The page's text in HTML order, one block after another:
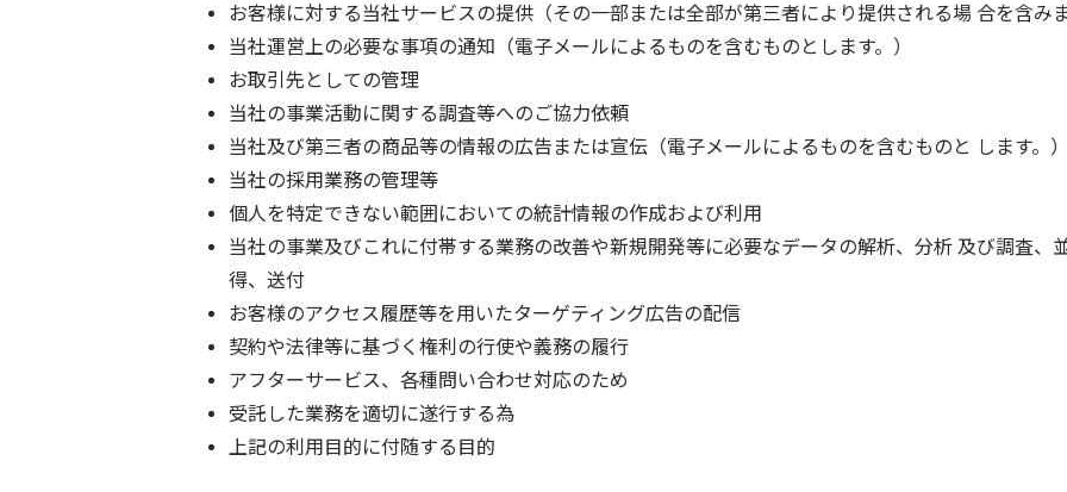
お客様に対する当社サービスの提供（その一部または全部が第三者により提供される場 合を含み
当社運営上の必要な事項の通知（電子メールによるものを含むものとします。）
お取引先としての管理
当社の事業活動に関する調査等へのご協力依頼
当社及び第三者の商品等の情報の広告または宣伝（電子メールによるものを含むものと します。
当社の採用業務の管理等
個人を特定できない範囲においての統計情報の作成および利用
当社の事業及びこれに付帯する業務の改善や新規開発等に必要なデータの解析、分析 及び調査、
得、送付
お客様のアクセス履歴等を用いたターゲティング広告の配信
契約や法律等に基づく権利の行使や義務の履行
アフターサービス、各種問い合わせ対応のため
受託した業務を適切に遂行する為
上記の利用目的に付随する目的